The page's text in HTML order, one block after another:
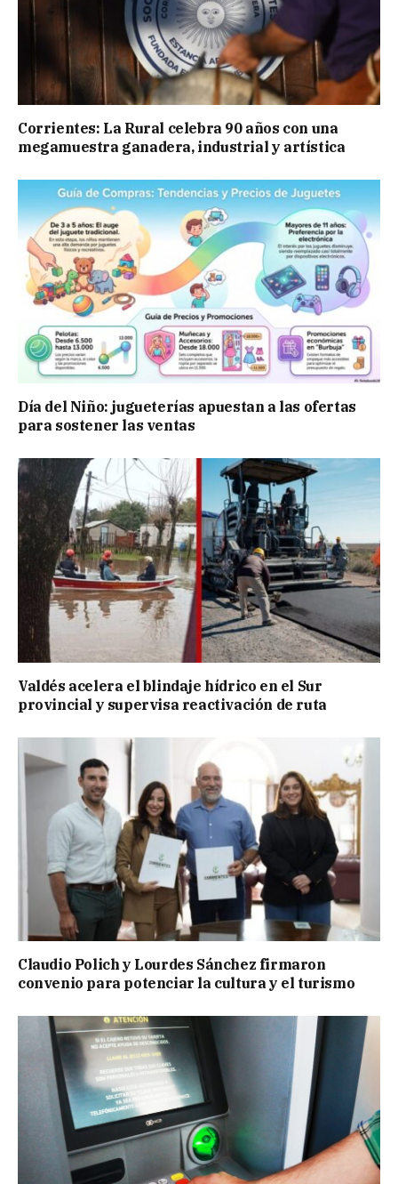
Corrientes: La Rural celebra 90 años con una
megamuestra ganadera, industrial y artística
Día del Niño: jugueterías apuestan a las ofertas
para sostener las ventas
Valdés acelera el blindaje hídrico en el Sur
provincial y supervisa reactivación de ruta
Claudio Polich y Lourdes Sánchez firmaron
convenio para potenciar la cultura y el turismo